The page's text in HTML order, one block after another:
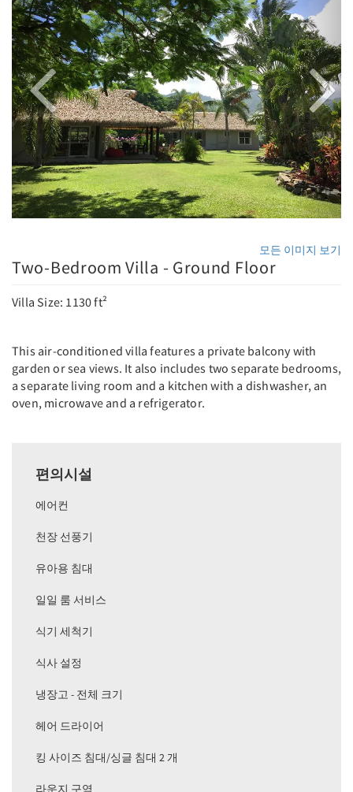
모든 이미지 보기
Two-Bedroom Villa - Ground Floor
Villa Size: 1130 ft²
This air-conditioned villa features a private balcony with
garden or sea views. It also includes two separate bedrooms,
a separate living room and a kitchen with a dishwasher, an
oven, microwave and a refrigerator.
편의시설
에어컨
천장 선풍기
유아용 침대
일일 룸 서비스
식기 세척기
식사 설정
냉장고 - 전체 크기
헤어 드라이어
킹 사이즈 침대/싱글 침대 2 개